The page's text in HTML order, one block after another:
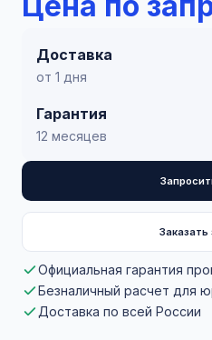
Доставка
от 1 дня
Гарантия
12 месяцев
Заказать
Официальная гарантия
Безналичный расчет для
Доставка по всей России